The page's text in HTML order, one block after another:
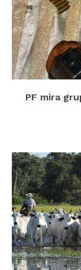
PF mira